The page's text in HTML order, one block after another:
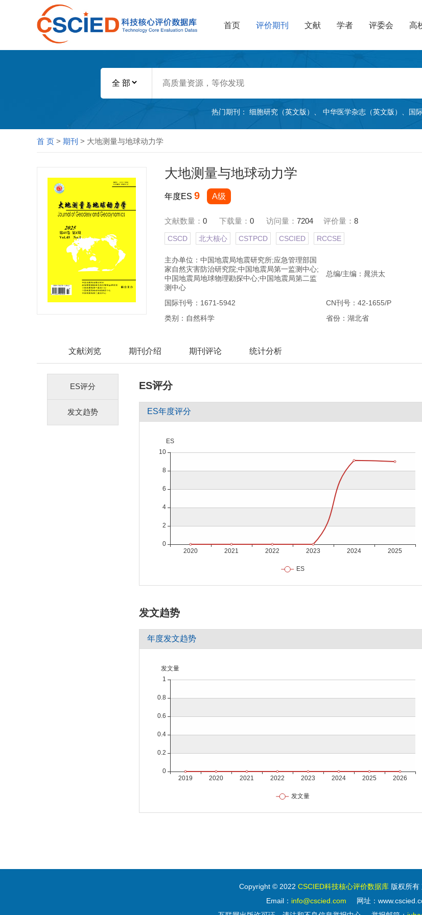
首页 评价期刊 文献 学者 评委会 高
热门期刊： 细胞研究（英文版） 中华医学杂志（英文版） 国
首 页 > 期刊 > 大地测量与地球动力学
大地测量与地球动力学
年度ES 9 A级
文献数量： 0 下载量： 0 访问量： 7204 评价量： 8
CSCD 北大核心 CSTPCD CSCIED RCCSE
主办单位：中国地震局地震研究所;应急管理部国
家自然灾害防治研究院;中国地震局第一监测中心;
中国地震局地球物理勘探中心;中国地震局第二监
测中心
总编/主编：晁洪太
国际刊号：1671-5942 CN刊号：42-1655/P
类别：自然科学
省份：湖北省
文献浏览 期刊介绍 期刊评论 统计分析
ES评分
发文趋势
ES评分
ES年度评分
发文趋势
年度发文趋势
Copyright © 2022 CSCIED科技核心评价数据库 版权所有
Email： info@cscied.com
网址：